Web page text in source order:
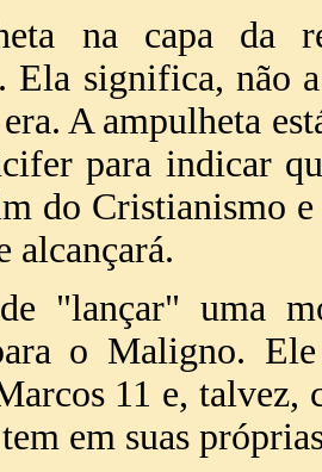
na capa da
Ela significa, não
A ampulheta
para indicar
do Cristianismo
alcançará.
"lançar" uma
o Maligno.
11 e,
em suas